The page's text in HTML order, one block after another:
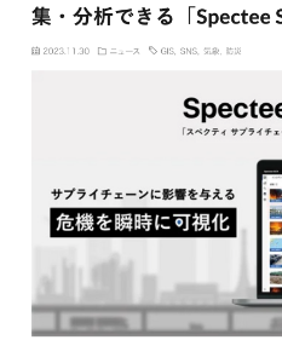
セミナー・イベント
ミッション
経営チーム
会社概要